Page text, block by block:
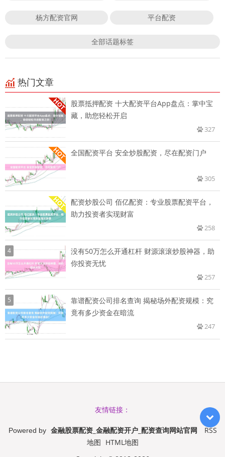
杨方配资官网 平台配资
全部话题标签
热门文章
股票抵押配资 十大配资平台App盘点：掌中宝
藏，助您轻松开启
327
全国配资平台 安全炒股配资，尽在配资门户
305
配资炒股公司 佰亿配资：专业股票配资平台，
助力投资者实现财富
258
4
没有50万怎么开通杠杆 财源滚滚炒股神器，助
你投资无忧
257
5
靠谱配资公司排名查询 揭秘场外配资规模：究
竟有多少资金在暗流
247
友情链接：
Powered by 金融股票配资_金融配资开户_配资查询网站官网
RSS
地图 HTML地图